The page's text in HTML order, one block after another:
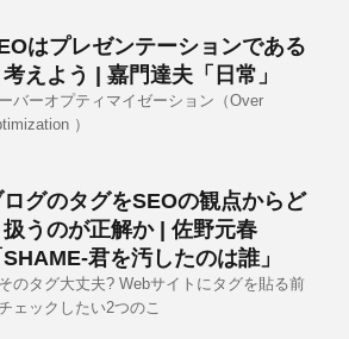
はプレゼンテーションである
考えよう | 嘉門達夫「日常」
バーオプティマイゼーション（Over
）
ログのタグをSEOの観点からど
扱うのが正解か | 佐野元春
SHAME-君を汚したのは誰」
そのタグ大丈夫? Webサイトにタグを貼る前
ェックしたい2つのこ